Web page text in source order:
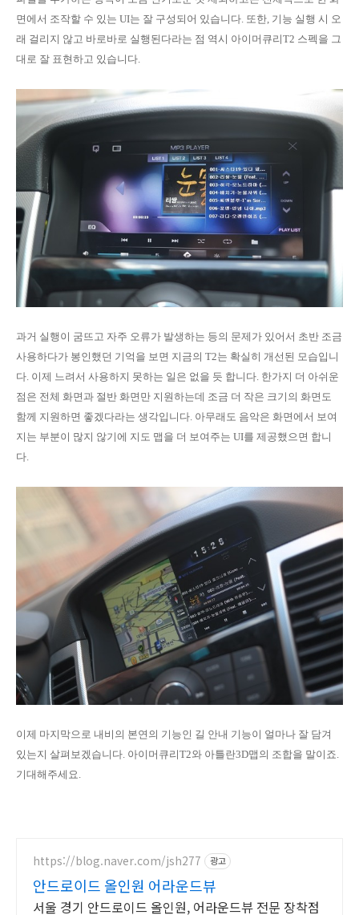
면에서 조작할 수 있는 UI는 잘 구성되어 있습니다. 또한, 기능 실행 시 오
래 걸리지 않고 바로바로 실행된다라는 점 역시 아이머큐리T2 스펙을 그
대로 잘 표현하고 있습니다.
과거 실행이 굼뜨고 자주 오류가 발생하는 등의 문제가 있어서 초반 조금
사용하다가 봉인했던 기억을 보면 지금의 T2는 확실히 개선된 모습입니
다. 이제 느려서 사용하지 못하는 일은 없을 듯 합니다. 한가지 더 아쉬운
점은 전체 화면과 절반 화면만 지원하는데 조금 더 작은 크기의 화면도
함께 지원하면 좋겠다라는 생각입니다. 아무래도 음악은 화면에서 보여
지는 부분이 많지 않기에 지도 맵을 더 보여주는 UI를 제공했으면 합니
다.
이제 마지막으로 내비의 본연의 기능인 길 안내 기능이 얼마나 잘 담겨
있는지 살펴보겠습니다. 아이머큐리T2와 아틀란3D맵의 조합을 말이죠.
기대해주세요.
https://blog.naver.com/jsh277 광고
안드로이드 올인원 어라운드뷰
서울 경기 안드로이드 올인원, 어라운드뷰 전문 장착점